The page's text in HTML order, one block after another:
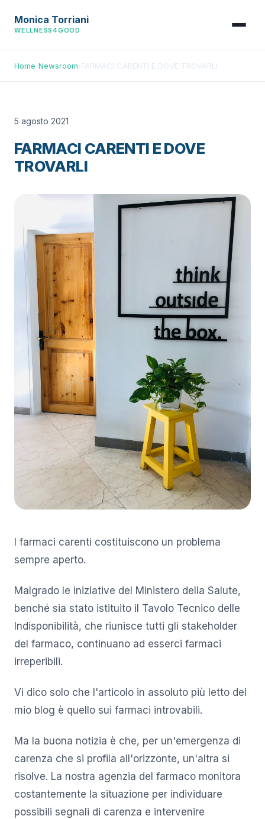
Monica Torriani
WELLNESS4GOOD
Home›Newsroom›FARMACI CARENTI E DOVE TROVARLI
5 agosto 2021
FARMACI CARENTI E DOVE
TROVARLI
I farmaci carenti costituiscono un problema
sempre aperto.
Malgrado le iniziative del Ministero della Salute,
benché sia stato istituito il Tavolo Tecnico delle
Indisponibilità, che riunisce tutti gli stakeholder
del farmaco, continuano ad esserci farmaci
irreperibili.
Vi dico solo che l'articolo in assoluto più letto del
mio blog è quello sui farmaci introvabili.
Ma la buona notizia è che, per un'emergenza di
carenza che si profila all'orizzonte, un'altra si
risolve. La nostra agenzia del farmaco monitora
costantemente la situazione per individuare
possibili segnali di carenza e intervenire